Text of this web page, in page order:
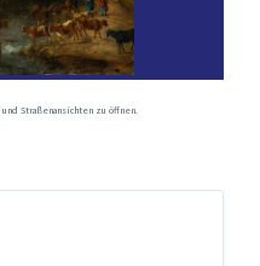
Straßenansichten zu öffnen.